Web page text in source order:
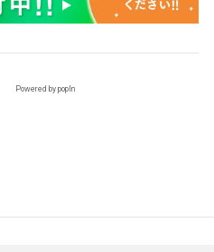
Powered by popIn